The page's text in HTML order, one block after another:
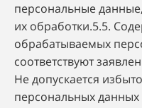
персональные
их обработки.5.5.
обрабатываемых
соответствуют
Не допускается
персональных